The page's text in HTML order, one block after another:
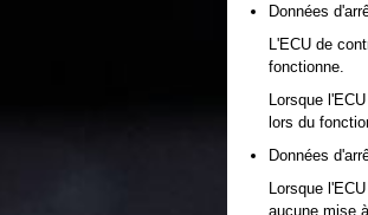
Données
L'ECU de
fonctionne.
Lorsque
lors du
Données
Lorsque
aucune mise